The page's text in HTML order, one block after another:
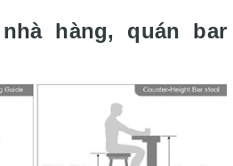
hàng, quán bar